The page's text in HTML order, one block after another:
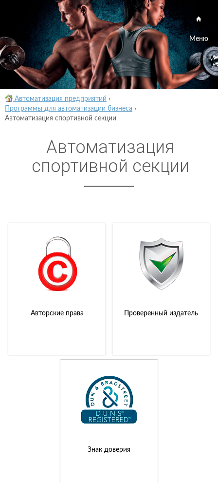
Меню
Автоматизация предприятий ›
Программы для автоматизации бизнеса ›
Автоматизация спортивной секции
Автоматизация
спортивной секции
Авторские права Проверенный издатель
Знак доверия